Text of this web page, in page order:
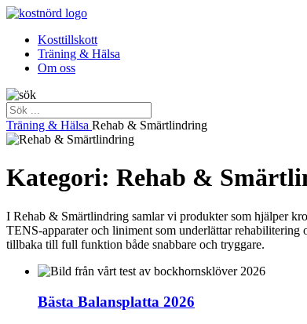
Kosttillskott
Träning & Hälsa
Om oss
Träning & Hälsa Rehab & Smärtlindring
Kategori: Rehab &
I Rehab & Smärtlindring samlar vi produkter som hjälper
TENS-apparater och liniment som underlättar
tillbaka till full funktion både snabbare och tryggare.
Bästa Balansplatta 2026